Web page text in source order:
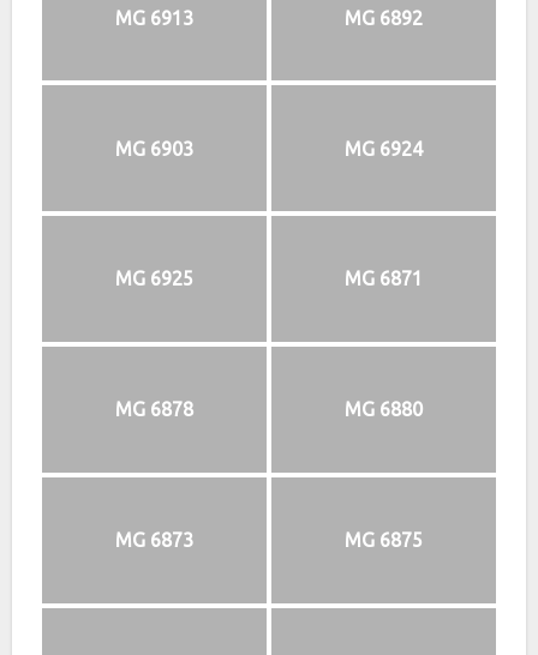
MG 6913 MG 6892
MG 6903 MG 6924
MG 6925 MG 6871
MG 6878 MG 6880
MG 6873 MG 6875